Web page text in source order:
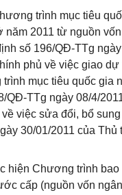
trình mục tiêu
năm 2011 từ nguồn
số 196/QĐ-TTg
phủ về việc giao dự
mục tiêu quốc gia
QĐ-TTg ngày 08/4/
việc sửa đổi, bổ sung
30/01/2011 của
hiện Chương trình bao
cấp (nguồn vốn